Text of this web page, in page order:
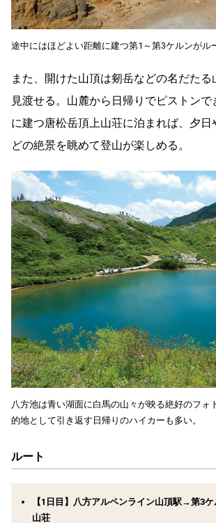
途中にはほどよい距離に建つ第1～第3ケルンがル
また、開けた山頂は剱岳などの名だた
見渡せる。山麓から日帰りでピストン
に建つ唐松岳頂上山荘に泊まれば、夕日
どの絶景を眺めて登山が楽しめる。
八方池は青い湖面に白馬の山々が映る絶好のフォ
的地として引き返す日帰りのハイカーも多い。
ルート
【1日目】八方アルペンライン山頂駅→第3
山荘